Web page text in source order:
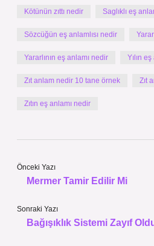
Kötünün zıttı nedir Saglıklı eş
Sözcüğün eş anlamlısı nedir
Yararlının eş anlamı nedir Yılın
Zıt anlam nedir 10 tane örnek Zıt
Zıtın eş anlamı nedir
Önceki Yazı
Mermer Tamir Edilir Mi
Sonraki Yazı
Bağışıklık Sistemi Zayıf